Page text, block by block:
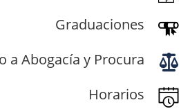
Graduaciones
a Abogacía y Procura
Horarios